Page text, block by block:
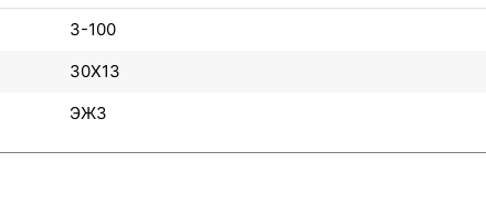
3-100
30Х13
ЭЖ3